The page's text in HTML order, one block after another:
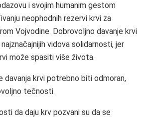
i svojim humanim gestom
neophodnih rezervi krvi za
Vojvodine. Dobrovoljno davanje krvi
vidova solidarnosti, jer
može spasiti više života.
davanja krvi potrebno biti odmoran,
tečnosti.
da daju krv pozvani su da se